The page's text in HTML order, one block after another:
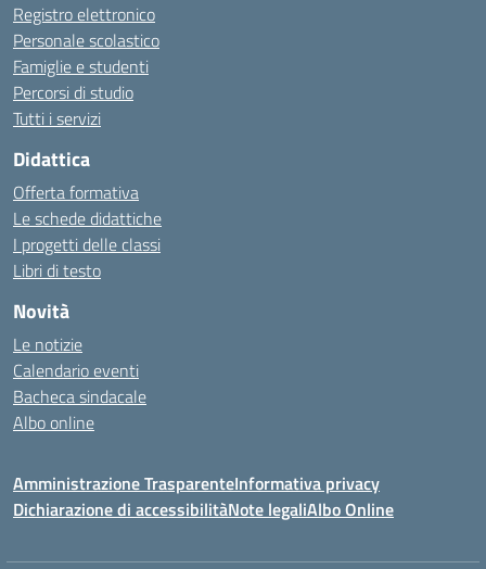
Registro elettronico
Personale scolastico
Famiglie e studenti
Percorsi di studio
Tutti i servizi
Didattica
Offerta formativa
Le schede didattiche
I progetti delle classi
Libri di testo
Novità
Le notizie
Calendario eventi
Bacheca sindacale
Albo online
Amministrazione TrasparenteInformativa privacy
Dichiarazione di accessibilitàNote legaliAlbo Online